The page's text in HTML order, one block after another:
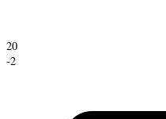
20
-2